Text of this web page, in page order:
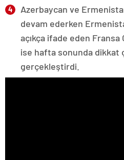
Azerbaycan ve
devam ederken
açıkça ifade eden Fransa
ise hafta sonunda dikkat
gerçekleştirdi.